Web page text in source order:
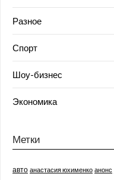
Разное
Спорт
Шоу-бизнес
Экономика
Метки
авто анастасия юхименко анонс